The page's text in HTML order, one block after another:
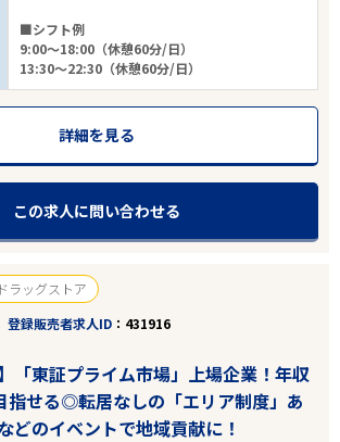
■シフト例
9:00～18:00（休憩60分/日）
13:30～22:30（休憩60分/日）
詳細を見る
この求人に問い合わせる
ドラッグストア
登録販売者求人ID 431916
「東証プライム市場」上場企業！年収
指せる◎転居なしの「エリア制度」あ
どのイベントで地域貢献に！